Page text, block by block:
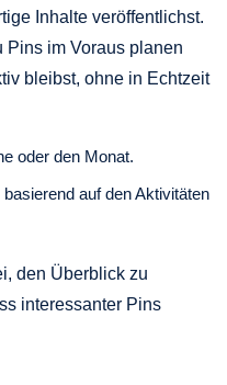
Inhalte veröffentlichst.
Pins im Voraus planen
bleibst, ohne in Echtzeit
oder den Monat.
auf den Aktivitäten
den Überblick zu
interessanter Pins